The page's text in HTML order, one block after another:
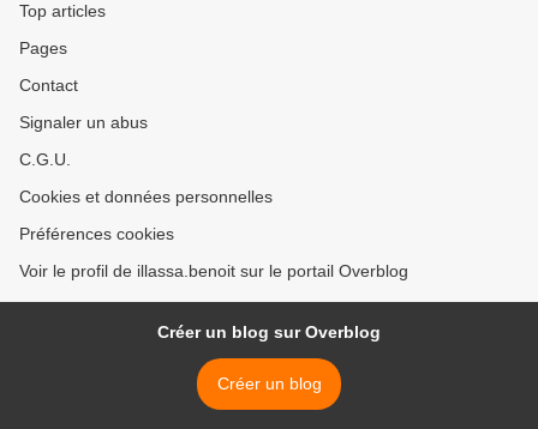
Top articles
Pages
Contact
Signaler un abus
C.G.U.
Cookies et données personnelles
Préférences cookies
Voir le profil de illassa.benoit sur le portail Overblog
Créer un blog sur Overblog
Créer un blog